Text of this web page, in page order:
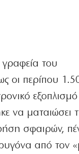
του
οι περίπου
να ματαιώσει
σφαιρών,
από τον